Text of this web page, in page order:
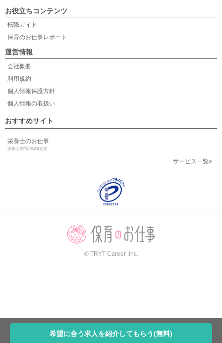
希望に合う求人を紹介してもらう(無料)
お役立ちコンテンツ
転職ガイド
保育のお仕事レポート
運営情報
会社概要
利用規約
個人情報保護方針
個人情報の取扱い
おすすめサイト
栄養士のお仕事
栄養士専門の転職支援
サービス一覧»
© TRYT Career ,Inc.